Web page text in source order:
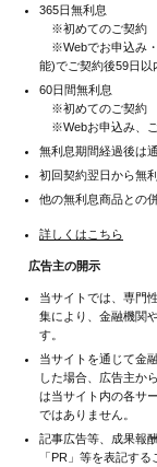
365日無利息
※初めてのご契約
※Webでお申込み・
能)でご契約後59日以
60日間無利息
※初めてのご契約
※Webお申込み、
無利息期間経過後は
初回契約翌日から無
他の無利息商品との
詳しくはこちら
広告主の開示
当サイトでは、専門
集により、金融機関
す。
当サイトを通じて金
した場合、広告主か
は当サイト内の各サ
ではありません。
記事広告等、成果報
「PR」等を表記す